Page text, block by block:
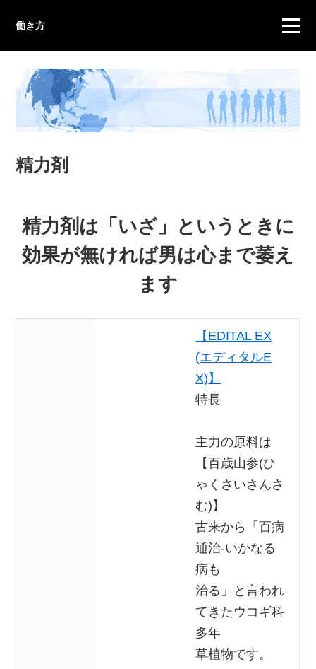
働き方
精力剤
精力剤は「いざ」というときに
効果が無ければ男は心まで萎え
ます
【EDITAL EX
(エディタルE
X)】
特長
主力の原料は
【百歳山参(ひ
ゃくさいさんさ
む)】
古来から「百病
通治-いかなる
病も
治る」と言われ
てきたウコギ科
多年
草植物です。